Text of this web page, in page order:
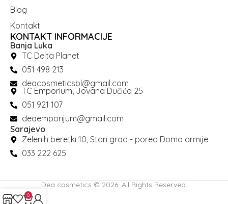
Blog
Kontakt
KONTAKT INFORMACIJE
Banja Luka
TC Delta Planet
051 498 213
deacosmeticsbl@gmail.com
TC Emporium, Jovana Dučića 25
051 921 107
deaemporijum@gmail.com
Sarajevo
Zelenih beretki 10, Stari grad - pored Doma armije
033 222 625
Dea cosmetics © 2026. All Rights Reserved.
0